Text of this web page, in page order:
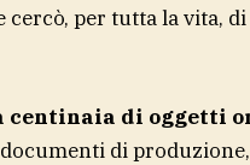
per tutta la vita,
centinaia di oggetti
di